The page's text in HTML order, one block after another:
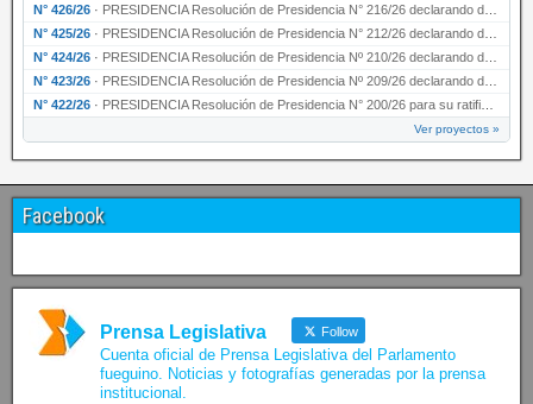
N° 426/26 · PRESIDENCIA Resolución de Presidencia N° 216/26 declarando de interés provincial la labor …
N° 425/26 · PRESIDENCIA Resolución de Presidencia N° 212/26 declarando de interés provincial el “50° A…
N° 424/26 · PRESIDENCIA Resolución de Presidencia Nº 210/26 declarando de interés provincial el proyec…
N° 423/26 · PRESIDENCIA Resolución de Presidencia Nº 209/26 declarando de interés provincial la presen…
N° 422/26 · PRESIDENCIA Resolución de Presidencia N° 200/26 para su ratificación.
Ver proyectos »
Facebook
Prensa Legislativa Follow
Cuenta oficial de Prensa Legislativa del Parlamento
fueguino. Noticias y fotografías generadas por la prensa
institucional.